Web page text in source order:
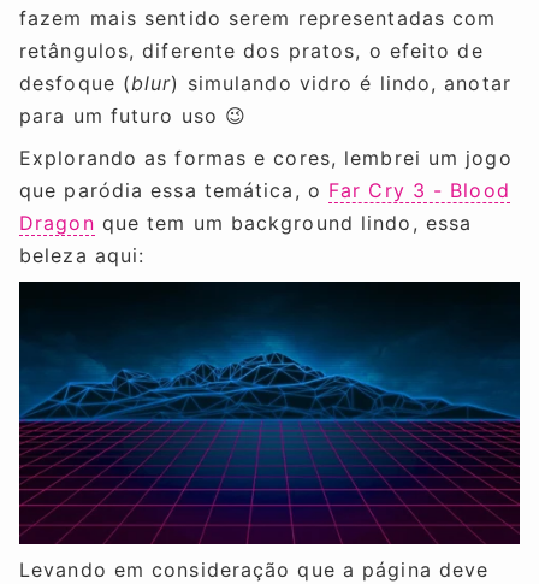
fazem mais sentido serem representadas com
retângulos, diferente dos pratos, o efeito de
desfoque (blur) simulando vidro é lindo, anotar
para um futuro uso 😉
Explorando as formas e cores, lembrei um jogo
que paródia essa temática, o Far Cry 3 - Blood
Dragon que tem um background lindo, essa
beleza aqui:
Levando em consideração que a página deve